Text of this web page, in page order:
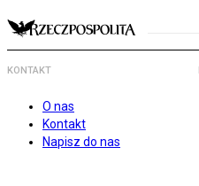
KONTAKT
O nas
Kontakt
Napisz do nas